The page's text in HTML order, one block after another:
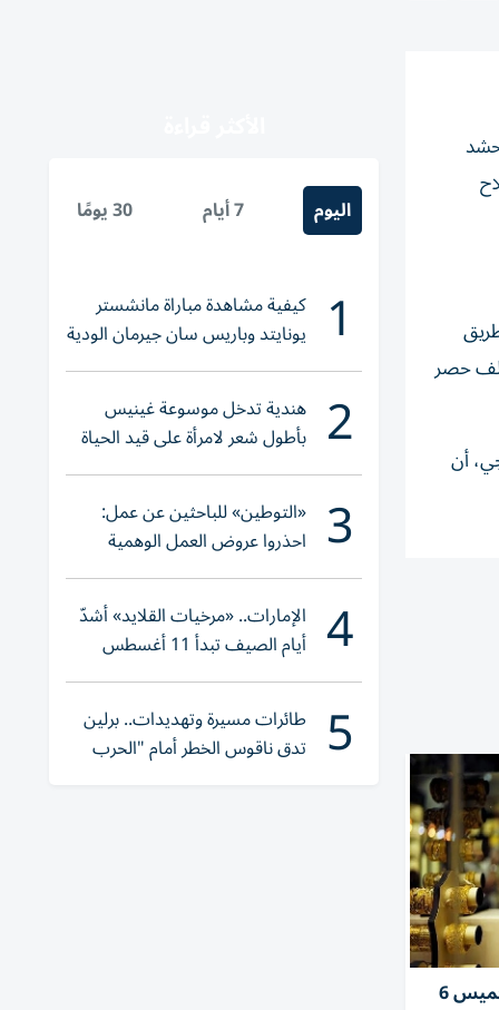
حصر
أن
سعر الذهب في مصر اليوم الخميس 6
اليوم 7 أيام 30 يومًا
1 كيفية مشاهدة مباراة مانشستر
يونايتد وباريس سان جيرمان الودية
والقنوات الناقلة
2 هندية تدخل موسوعة غينيس
بأطول شعر لامرأة على قيد الحياة
3 «التوطين» للباحثين عن عمل:
احذروا عروض العمل الوهمية
وتحققوا عبر «الباركود»
4 الإمارات.. «مرخيات القلايد» أشدّ
أيام الصيف تبدأ 11 أغسطس
5 طائرات مسيرة وتهديدات.. برلين
تدق ناقوس الخطر أمام "الحرب